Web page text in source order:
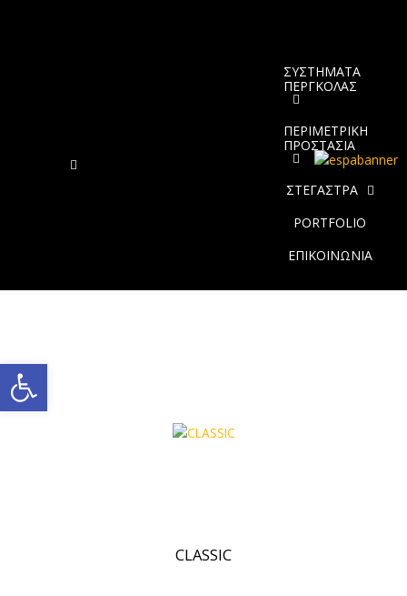
ΣΥΣΤΗΜΑΤΑ
ΠΕΡΓΚΟΛΑΣ
ΠΕΡΙΜΕΤΡΙΚΗ
ΠΡΟΣΤΑΣΙΑ
ΣΤΕΓΑΣΤΡΑ
PORTFOLIO
ΕΠΙΚΟΙΝΩΝΙΑ
CLASSIC
Ανοίξτε τη γραμμή εργαλείων